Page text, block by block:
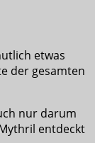
etwas
der gesamten
nur darum
entdeckt